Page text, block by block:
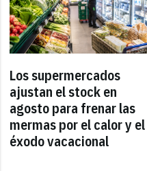
Los supermercados
ajustan el stock en
agosto para frenar las
mermas por el calor y el
éxodo vacacional